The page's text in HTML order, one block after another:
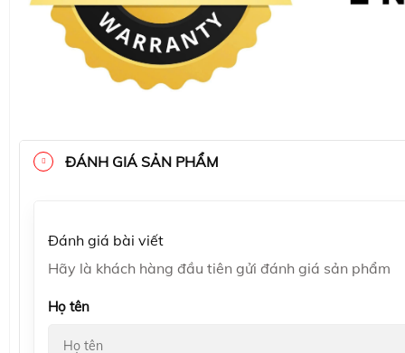
ĐÁNH GIÁ SẢN PHẨM
Đánh giá bài viết
Hãy là khách hàng đầu tiên gửi đánh giá sản phẩm
Họ tên